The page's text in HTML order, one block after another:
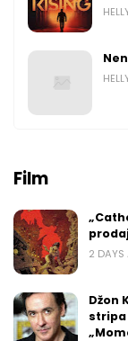
Film
2 DAYS
Džon
stripa